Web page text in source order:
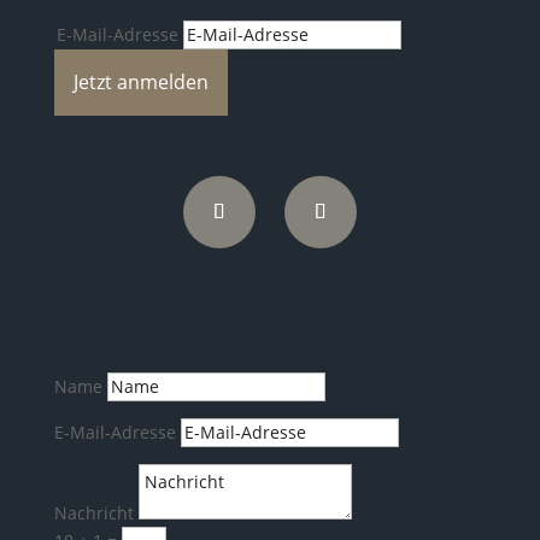
E-Mail-Adresse
Jetzt anmelden
Name
E-Mail-Adresse
Nachricht